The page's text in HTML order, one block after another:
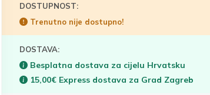
DOSTUPNOST:
Trenutno nije dostupno!
DOSTAVA:
Besplatna dostava za cijelu Hrvatsku
15,00€ Express dostava za Grad Zagreb